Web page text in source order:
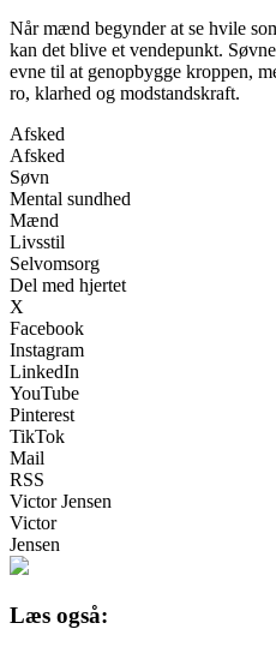
Når mænd begynder at se hvile
kan det blive et vendepunkt.
evne til at genopbygge kroppen,
ro, klarhed og modstandskraft.
Afsked
Afsked
Søvn
Mental sundhed
Mænd
Livsstil
Selvomsorg
Del med hjertet
X
Facebook
Instagram
LinkedIn
YouTube
Pinterest
TikTok
Mail
RSS
Victor Jensen
Victor
Jensen
Læs også: